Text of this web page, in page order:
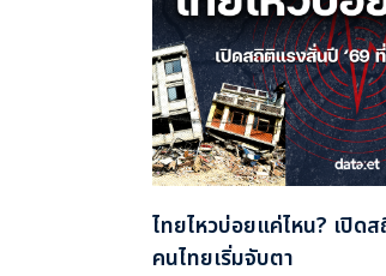
ไทยไหวบ่อยแค่ไหน? เปิด
คนไทยเริ่มจับตา